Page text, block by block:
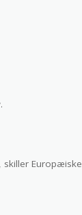
skiller Europæiske